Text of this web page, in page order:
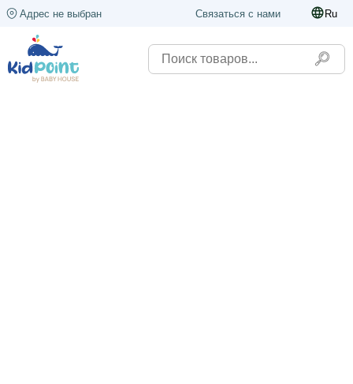
Адрес не выбран Связаться с нами Ru